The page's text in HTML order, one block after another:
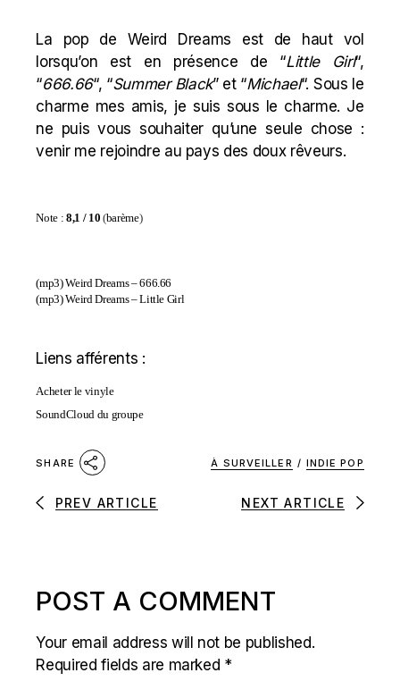
La pop de Weird Dreams est de haut vol
lorsqu’on est en présence de “Little Girl“,
“666.66“, “Summer Black” et “Michael“. Sous le
charme mes amis, je suis sous le charme. Je
ne puis vous souhaiter qu’une seule chose :
venir me rejoindre au pays des doux rêveurs.
Note : 8,1 / 10 (barème)
(mp3)Weird Dreams – 666.66
(mp3)Weird Dreams – Little Girl
Liens afférents :
Acheter le vinyle
SoundCloud du groupe
SHARE À SURVEILLER / INDIE POP
PREV ARTICLE NEXT ARTICLE
POST A COMMENT
Your email address will not be published.
Required fields are marked *